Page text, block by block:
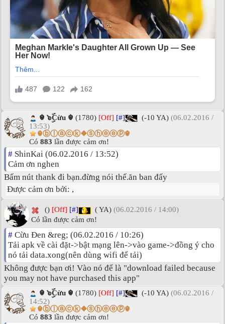
☬ ๖ۣۜCừu ☬ (1780) [Off] [#] (-10 YA) (06.02.2016 /
13:53)
☬ⓑⓛⓐⓒⓚ❖ⓢⓗⓔⓔⓟ☬
Có 883 lần được cảm ơn!
# ShinKai (06.02.2016 / 13:52)
Cảm ơn nghen
Bấm nút thank đi bạn.đừng nói thế.ăn ban đấy
Được cảm ơn bởi: ,
() [Off] [#] ( YA) (06.02.2016 / 14:00)
Có lần được cảm ơn!
# Cừu Đen &reg; (06.02.2016 / 10:26)
Tải apk về cài đặt->bật mạng lên->vào game->đồng ý cho
nó tải data.xong(nên dùng wifi để tải)
Không được bạn ơi! Vào nó để là "download failed because
you may not have purchased this app"
☬ ๖ۣۜCừu ☬ (1780) [Off] [#] (-10 YA) (06.02.2016 /
14:52)
☬ⓑⓛⓐⓒⓚ❖ⓢⓗⓔⓔⓟ☬
Có 883 lần được cảm ơn!